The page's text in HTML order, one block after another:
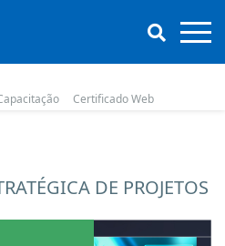
Certificado Web
DE PROJETOS